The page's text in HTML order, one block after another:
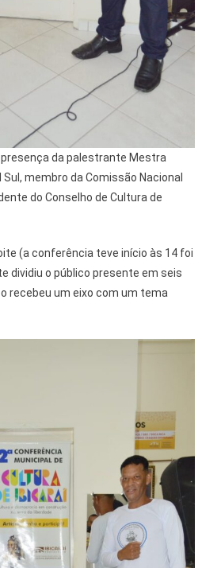
da palestrante Mestra
membro da Comissão Nacional
do Conselho de Cultura de
(a conferência teve início às 14 foi
dividiu o público presente em seis
recebeu um eixo com um tema